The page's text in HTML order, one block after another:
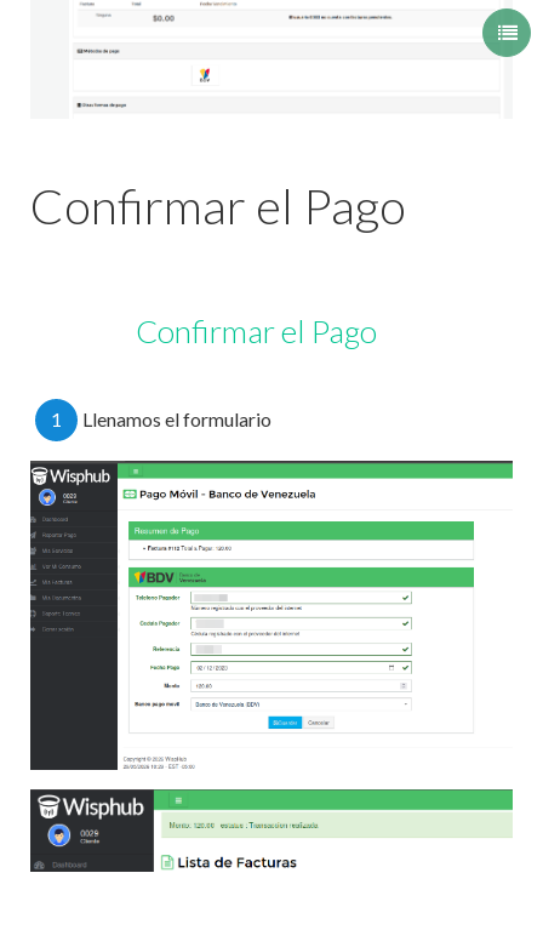
Confirmar el Pago
Confirmar el Pago
1 Llenamos el formulario